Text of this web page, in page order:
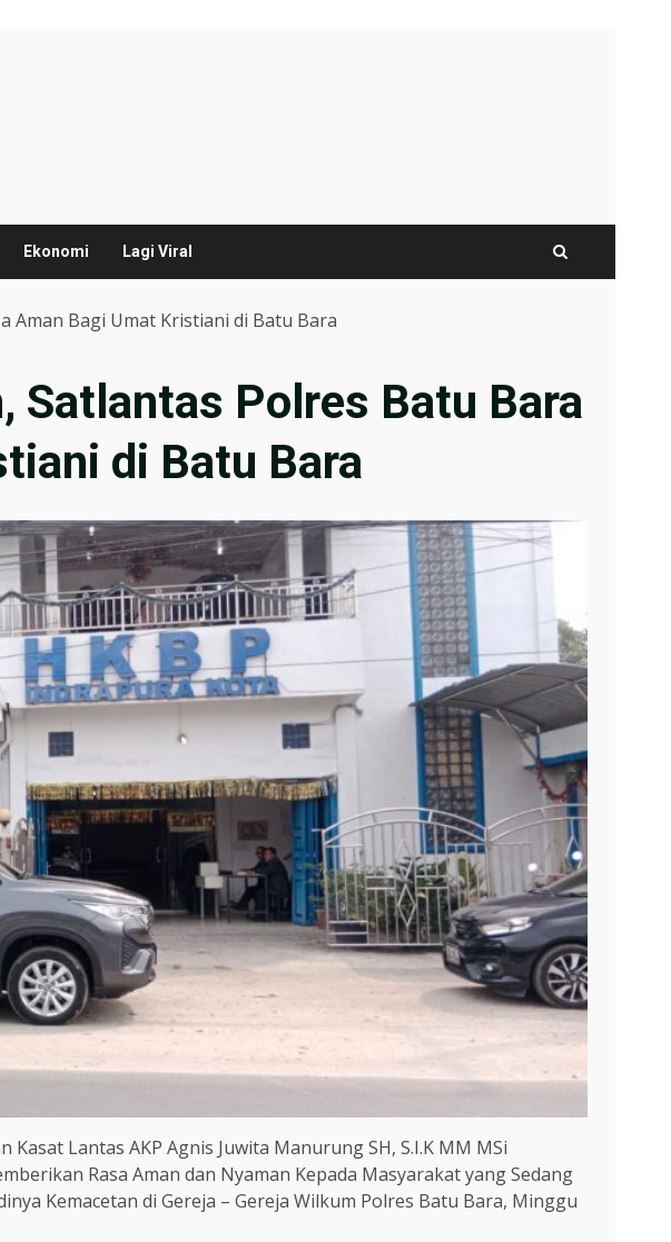
Ekonomi Lagi Viral
Aman Bagi Umat Kristiani di Batu Bara
Satlantas Polres Batu Bara
di Batu Bara
Lantas AKP Agnis Juwita Manurung SH, S.I.K MM MSi
Rasa Aman dan Nyaman Kepada Masyarakat yang Sedang
Kemacetan di Gereja – Gereja Wilkum Polres Batu Bara, Minggu